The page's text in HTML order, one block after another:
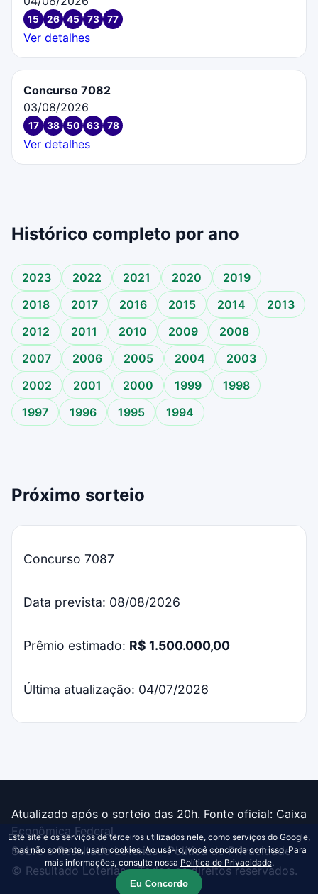
15 26 45 73 77
Ver detalhes
Concurso 7082
03/08/2026
17 38 50 63 78
Ver detalhes
Histórico completo por ano
2023 2022 2021 2020
2019
2018
2017 2016 2015 2014
2013
2012
2011 2010 2009
2008
2007
2006 2005 2004
2003
2002
2001 2000 1999
1998
1997
1996 1995 1994
Próximo sorteio
Concurso 7087
Data prevista: 08/08/2026
Prêmio estimado: R$ 1.500.000,00
Última atualização: 04/07/2026
Atualizado após o sorteio das 20h. Fonte oficial: Caixa
Econômica Federal.
Sobre o Resultado Loterias·Política de Privacidade
© Resultado Loterias - Todos os direitos reservados.
Este site e os serviços de terceiros utilizados nele, como serviços do Google,
mas não somente, usam cookies. Ao usá-lo, você concorda com isso. Para
mais informações, consulte nossa Política de Privacidade.
Eu Concordo